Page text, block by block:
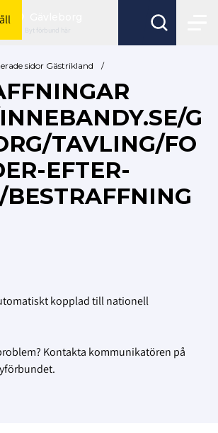
Byt förbund här
sidor Gästrikland /
G
TAVLING/FO
EFTER-
kopplad till nationell
Kontakta kommunikatören på